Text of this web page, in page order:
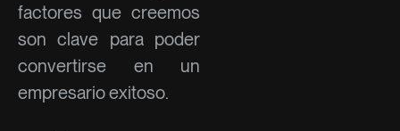
factores que creemos
son clave para poder
convertirse en un
empresario exitoso.